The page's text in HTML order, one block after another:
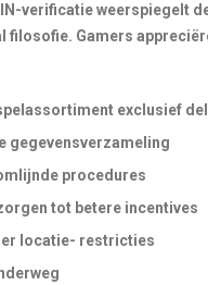
verificatie weerspiegelt
Gamers
exclusief
gegevensverzameling
procedures
tot betere incentives
locatie- restricties